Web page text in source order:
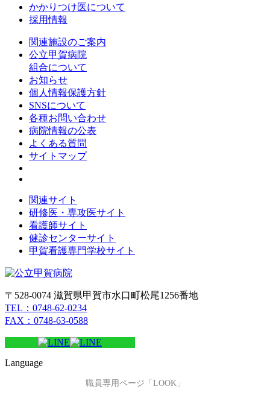
かかりつけ医について
採用情報
関連施設のご案内
公立甲賀病院
組合について
お知らせ
個人情報保護方針
SNSについて
各種お問い合わせ
病院情報の公表
よくある質問
サイトマップ
関連サイト
研修医・専攻医サイト
看護師サイト
健診センターサイト
甲賀看護専門学校サイト
〒528-0074 滋賀県甲賀市水口町松尾1256番地
TEL：0748-62-0234
FAX：0748-63-0588
Language
職員専用ページ「LOOK」